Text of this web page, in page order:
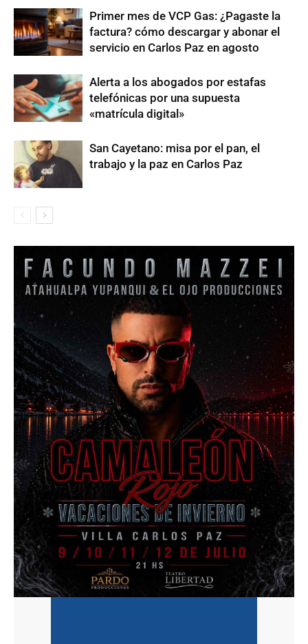
Primer mes de VCP Gas: ¿Pagaste la
factura? cómo descargar y abonar el
servicio en Carlos Paz en agosto
Alerta a los abogados por estafas
telefónicas por una supuesta
«matrícula digital»
San Cayetano: misa por el pan, el
trabajo y la paz en Carlos Paz